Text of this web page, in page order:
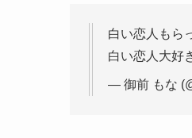
白い恋人の賞味期限
それを過ぎると賞